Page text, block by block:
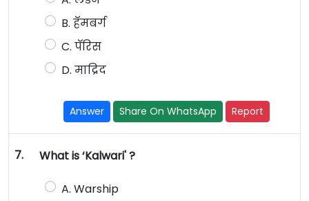
B. हॅमबर्ग
C. पॅरिस
D. माद्रिद
Answer Share On WhatsApp Report
7. What is ‘Kalwari' ?
A. Warship